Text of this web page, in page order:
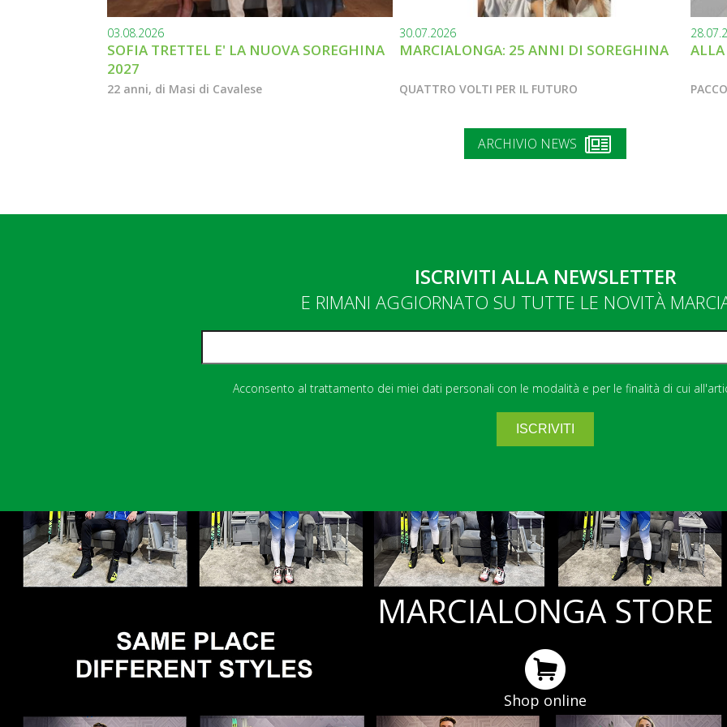
03.08.2026
SOFIA TRETTEL E' LA NUOVA SOREGHINA
2027
22 anni, di Masi di Cavalese
30.07.2026
MARCIALONGA: 25 ANNI DI SOREGHINA
QUATTRO VOLTI PER IL FUTURO
ARCHIVIO NEWS
ISCRIVITI ALLA NEWSLETTER
E RIMANI AGGIORNATO SU TUTTE LE NOVITÀ
Acconsento al trattamento dei miei dati personali con le modalità e per le finalità di cui
MARCIALONGA STORE
Shop online